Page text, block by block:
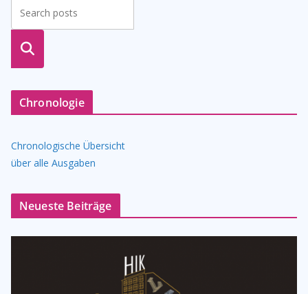
suche
Chronologie
Chronologische Übersicht
über alle Ausgaben
Neueste Beiträge